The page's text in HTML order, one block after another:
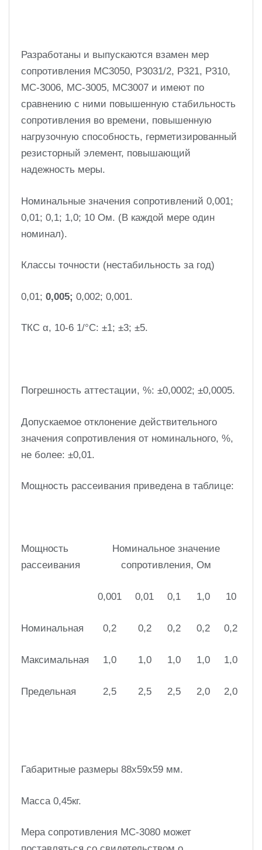
Разработаны и выпускаются взамен мер
сопротивления МС3050, Р3031/2, Р321, Р310,
МС-3006, МС-3005, МС3007 и имеют по
сравнению с ними повышенную стабильность
сопротивления во времени, повышенную
нагрузочную способность, герметизированный
резисторный элемент, повышающий
надежность меры.
Номинальные значения сопротивлений 0,001;
0,01; 0,1; 1,0; 10 Ом. (В каждой мере один
номинал).
Классы точности (нестабильность за год)
0,01; 0,005; 0,002; 0,001.
ТКС α, 10-6 1/°С: ±1; ±3; ±5.
Погрешность аттестации, %: ±0,0002; ±0,0005.
Допускаемое отклонение действительного
значения сопротивления от номинального, %,
не более: ±0,01.
Мощность рассеивания приведена в таблице:
Мощность
рассеивания
Номинальное значение
сопротивления, Ом
0,001 0,01 0,1 1,0 10
Номинальная 0,2 0,2 0,2 0,2 0,2
Максимальная 1,0 1,0 1,0 1,0 1,0
Предельная 2,5 2,5 2,5 2,0 2,0
Габаритные размеры 88х59х59 мм.
Масса 0,45кг.
Мера сопротивления МС-3080 может